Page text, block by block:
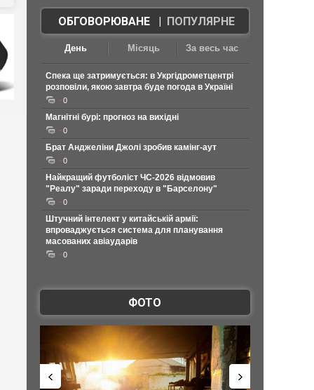
ОБГОВОРЮВАНЕ| ПОПУЛЯРНЕ
День Місяць За весь час
Спека ще затримується: в Укргідрометцентрі
розповіли, якою завтра буде погода в Україні
0
Магнітні бурі: прогноз на вихідні
0
Брат Анджеліни Джолі зробив камінг-аут
0
Найкращий футболіст ЧС-2026 відмовив
"Реалу" заради переходу в "Барселону"
0
Штучний інтелект у китайській армії:
впроваджується система для планування
масованих авіаударів
0
ФОТО